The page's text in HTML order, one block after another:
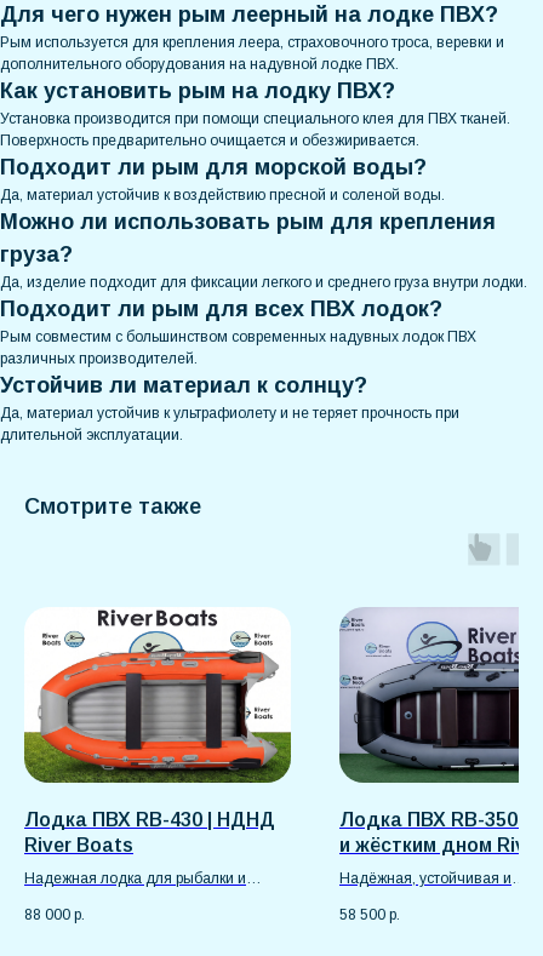
Для чего нужен рым леерный на лодке ПВХ?
Рым используется для крепления леера, страховочного троса, веревки и
дополнительного оборудования на надувной лодке ПВХ.
Как установить рым на лодку ПВХ?
Установка производится при помощи специального клея для ПВХ тканей.
Поверхность предварительно очищается и обезжиривается.
Подходит ли рым для морской воды?
Да, материал устойчив к воздействию пресной и соленой воды.
Можно ли использовать рым для крепления
груза?
Да, изделие подходит для фиксации легкого и среднего груза внутри лодки.
Подходит ли рым для всех ПВХ лодок?
Рым совместим с большинством современных надувных лодок ПВХ
различных производителей.
Устойчив ли материал к солнцу?
Да, материал устойчив к ультрафиолету и не теряет прочность при
длительной эксплуатации.
Смотрите также
Лодка ПВХ RB-430 | НДНД
River Boats
Надежная лодка для рыбалки и
88 000 р.
Лодка ПВХ RB-350 с
и жёстким дном
Надёжная, устойчивая и
58 500 р.